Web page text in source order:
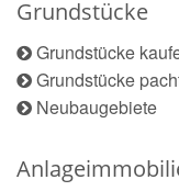
Grundstücke
Grundstücke
Grundstücke
Neubaugebiete